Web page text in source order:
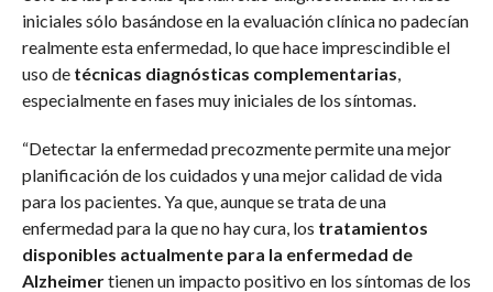
iniciales sólo basándose en la evaluación clínica no padecían
realmente esta enfermedad, lo que hace imprescindible el
uso de técnicas diagnósticas complementarias
especialmente en fases muy iniciales de los síntomas.
“Detectar la enfermedad precozmente permite una mejor
planificación de los cuidados y una mejor calidad de vida
para los pacientes. Ya que, aunque se trata de una
enfermedad para la que no hay cura, los tratamientos
disponibles actualmente para la enfermedad de
Alzheimertienen un impacto positivo en los síntomas de los